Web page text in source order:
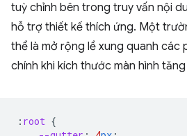
tuỳ chỉnh bên trong truy vấn nội
hỗ trợ thiết kế thích ứng. Một
thể là mở rộng lề xung quanh các
chính khi kích thước màn hình tăng
: root {